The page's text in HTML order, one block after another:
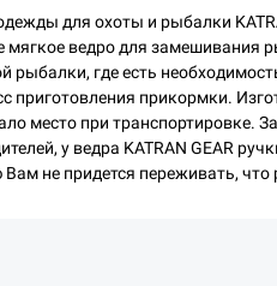
для охоты и рыбалки
ведро для замешивания
где есть
приготовления прикормки.
место при транспортировке.
у ведра KATRAN GEAR
не придется переживать,